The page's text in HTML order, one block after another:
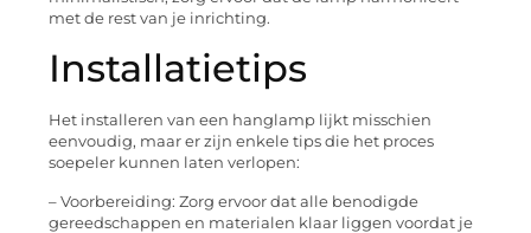
met de rest van je inrichting.
Installatietips
Het installeren van een hanglamp lijkt misschien
eenvoudig, maar er zijn enkele tips die het proces
soepeler kunnen laten verlopen:
– Voorbereiding: Zorg ervoor dat alle benodigde
gereedschappen en materialen klaar liggen voordat je